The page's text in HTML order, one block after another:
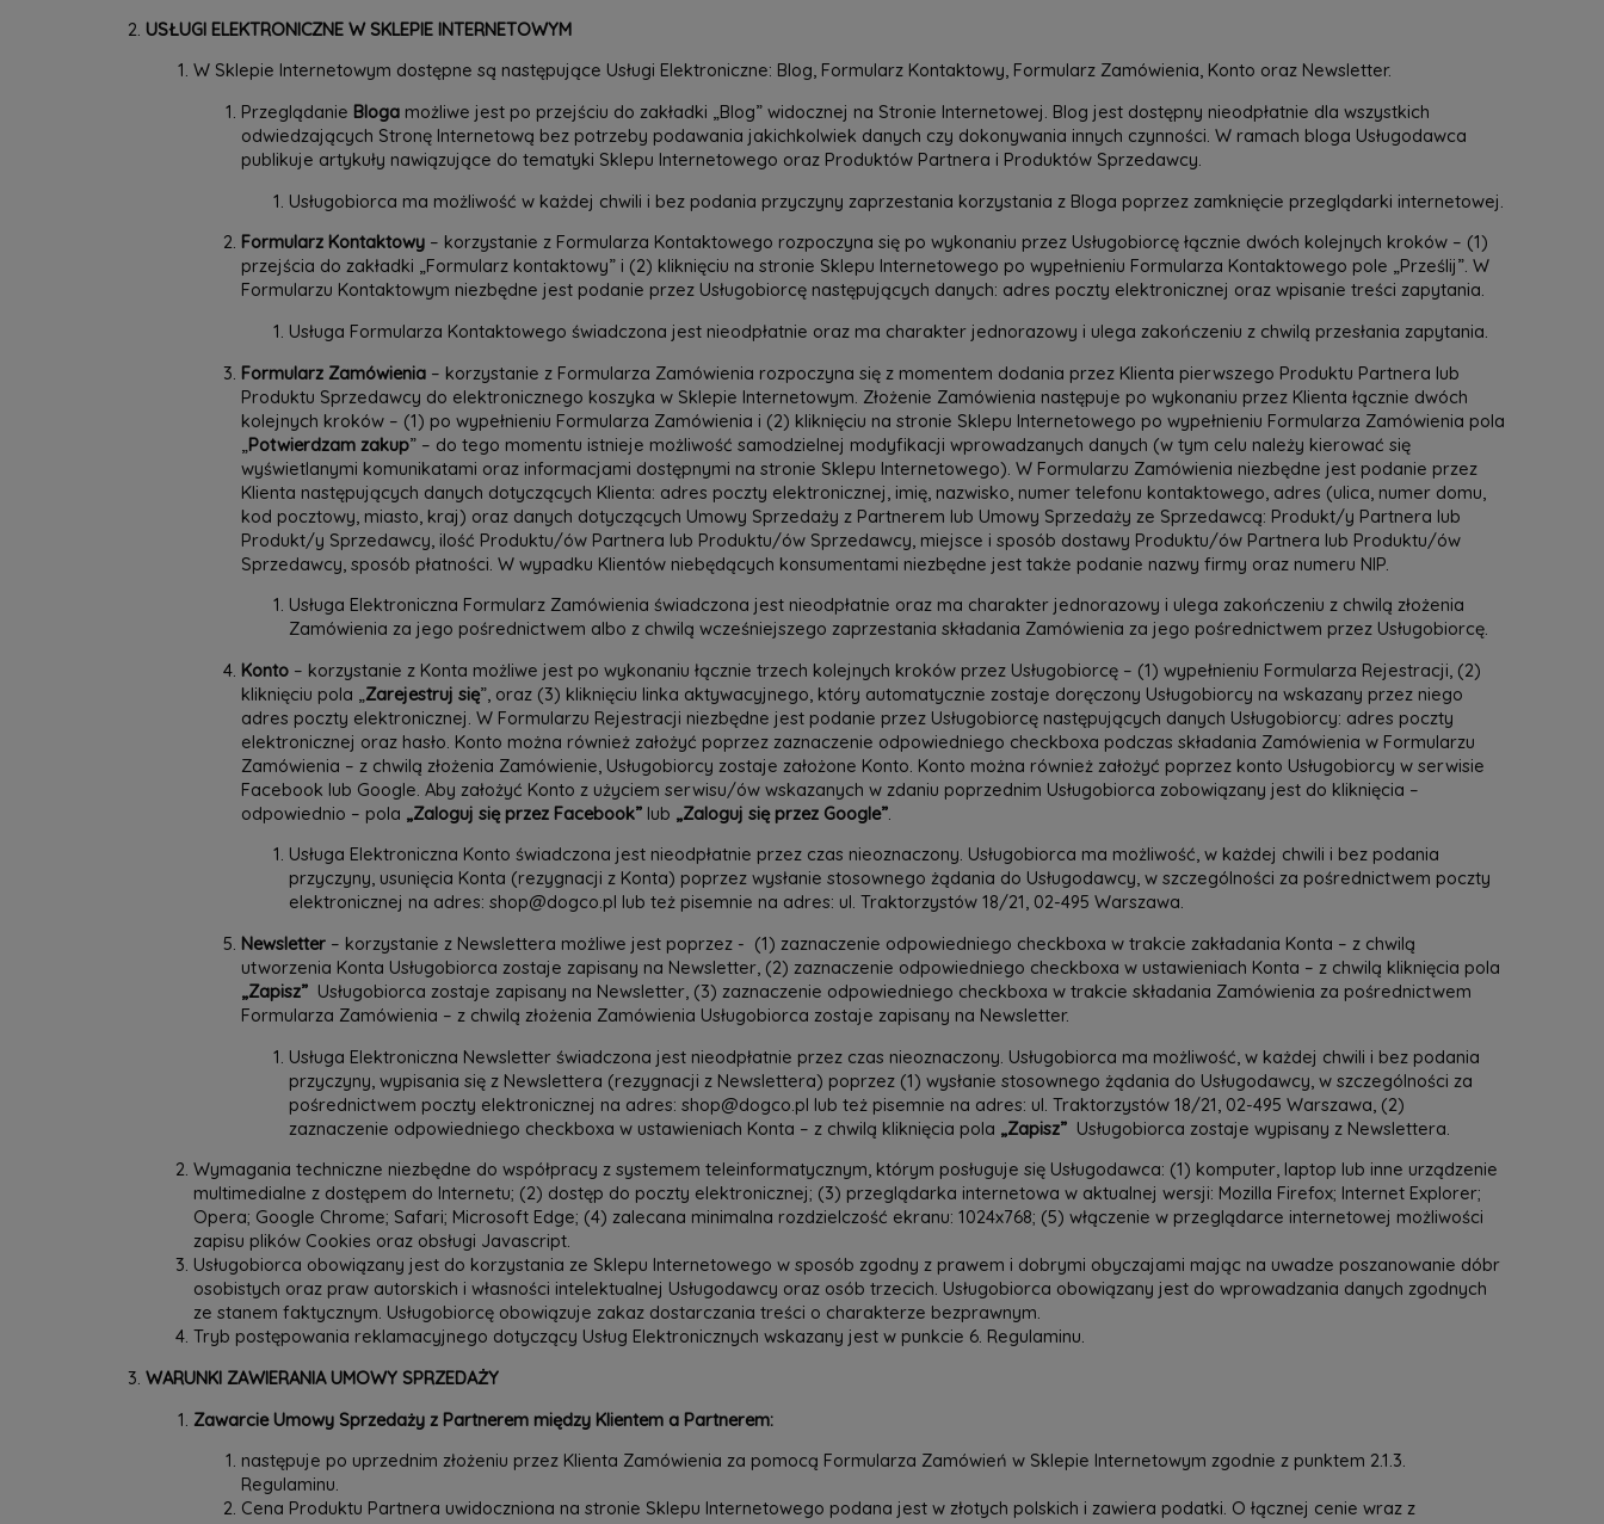
USŁUGI ELEKTRONICZNE W SKLEPIE INTERNETOWYM
W Sklepie Internetowym dostępne są następujące Usługi Elektroniczne: Blog, Formularz Kontaktowy, Formularz Zamówienia, Konto oraz Newsletter.
Przeglądanie Bloga możliwe jest po przejściu do zakładki „Blog” widocznej na Stronie Internetowej. Blog jest dostępny nieodpłatnie dla wszystkich
odwiedzających Stronę Internetową bez potrzeby podawania jakichkolwiek danych czy dokonywania innych czynności. W ramach bloga Usługodawca
publikuje artykuły nawiązujące do tematyki Sklepu Internetowego oraz Produktów Partnera i Produktów Sprzedawcy.
Usługobiorca ma możliwość w każdej chwili i bez podania przyczyny zaprzestania korzystania z Bloga poprzez zamknięcie przeglądarki internetowej.
Formularz Kontaktowy – korzystanie z Formularza Kontaktowego rozpoczyna się po wykonaniu przez Usługobiorcę łącznie dwóch kolejnych kroków – (1)
przejścia do zakładki „Formularz kontaktowy” i (2) kliknięciu na stronie Sklepu Internetowego po wypełnieniu Formularza Kontaktowego pole „Prześlij”. W
Formularzu Kontaktowym niezbędne jest podanie przez Usługobiorcę następujących danych: adres poczty elektronicznej oraz wpisanie treści zapytania.
Usługa Formularza Kontaktowego świadczona jest nieodpłatnie oraz ma charakter jednorazowy i ulega zakończeniu z chwilą przesłania zapytania.
Formularz Zamówienia – korzystanie z Formularza Zamówienia rozpoczyna się z momentem dodania przez Klienta pierwszego Produktu Partnera lub
Produktu Sprzedawcy do elektronicznego koszyka w Sklepie Internetowym. Złożenie Zamówienia następuje po wykonaniu przez Klienta łącznie dwóch
kolejnych kroków – (1) po wypełnieniu Formularza Zamówienia i (2) kliknięciu na stronie Sklepu Internetowego po wypełnieniu Formularza Zamówienia pola
Potwierdzam zakup” – do tego momentu istnieje możliwość samodzielnej modyfikacji wprowadzanych danych (w tym celu należy kierować się
wyświetlanymi komunikatami oraz informacjami dostępnymi na stronie Sklepu Internetowego). W Formularzu Zamówienia niezbędne jest podanie przez
Klienta następujących danych dotyczących Klienta: adres poczty elektronicznej, imię, nazwisko, numer telefonu kontaktowego, adres (ulica, numer domu,
kod pocztowy, miasto, kraj) oraz danych dotyczących Umowy Sprzedaży z Partnerem lub Umowy Sprzedaży ze Sprzedawcą: Produkt/y Partnera lub
Produkt/y Sprzedawcy, ilość Produktu/ów Partnera lub Produktu/ów Sprzedawcy, miejsce i sposób dostawy Produktu/ów Partnera lub Produktu/ów
Sprzedawcy, sposób płatności. W wypadku Klientów niebędących konsumentami niezbędne jest także podanie nazwy firmy oraz numeru NIP.
Usługa Elektroniczna Formularz Zamówienia świadczona jest nieodpłatnie oraz ma charakter jednorazowy i ulega zakończeniu z chwilą złożenia
Zamówienia za jego pośrednictwem albo z chwilą wcześniejszego zaprzestania składania Zamówienia za jego pośrednictwem przez Usługobiorcę.
Konto – korzystanie z Konta możliwe jest po wykonaniu łącznie trzech kolejnych kroków przez Usługobiorcę – (1) wypełnieniu Formularza Rejestracji, (2)
kliknięciu pola „Zarejestruj się”, oraz (3) kliknięciu linka aktywacyjnego, który automatycznie zostaje doręczony Usługobiorcy na wskazany przez niego
adres poczty elektronicznej. W Formularzu Rejestracji niezbędne jest podanie przez Usługobiorcę następujących danych Usługobiorcy: adres poczty
elektronicznej oraz hasło. Konto można również założyć poprzez zaznaczenie odpowiedniego checkboxa podczas składania Zamówienia w Formularzu
Zamówienia – z chwilą złożenia Zamówienie, Usługobiorcy zostaje założone Konto. Konto można również założyć poprzez konto Usługobiorcy w serwisie
Facebook lub Google. Aby założyć Konto z użyciem serwisu/ów wskazanych w zdaniu poprzednim Usługobiorca zobowiązany jest do kliknięcia –
odpowiednio – pola „Zaloguj się przez Facebook” lub „Zaloguj się przez Google”.
Usługa Elektroniczna Konto świadczona jest nieodpłatnie przez czas nieoznaczony. Usługobiorca ma możliwość, w każdej chwili i bez podania
przyczyny, usunięcia Konta (rezygnacji z Konta) poprzez wysłanie stosownego żądania do Usługodawcy, w szczególności za pośrednictwem poczty
elektronicznej na adres: shop@dogco.pl lub też pisemnie na adres: ul. Traktorzystów 18/21, 02-495 Warszawa.
Newsletter – korzystanie z Newslettera możliwe jest poprzez - (1) zaznaczenie odpowiedniego checkboxa w trakcie zakładania Konta – z chwilą
utworzenia Konta Usługobiorca zostaje zapisany na Newsletter, (2) zaznaczenie odpowiedniego checkboxa w ustawieniach Konta – z chwilą kliknięcia pola
„Zapisz” Usługobiorca zostaje zapisany na Newsletter, (3) zaznaczenie odpowiedniego checkboxa w trakcie składania Zamówienia za pośrednictwem
Formularza Zamówienia – z chwilą złożenia Zamówienia Usługobiorca zostaje zapisany na Newsletter.
Usługa Elektroniczna Newsletter świadczona jest nieodpłatnie przez czas nieoznaczony. Usługobiorca ma możliwość, w każdej chwili i bez podania
przyczyny, wypisania się z Newslettera (rezygnacji z Newslettera) poprzez (1) wysłanie stosownego żądania do Usługodawcy, w szczególności za
pośrednictwem poczty elektronicznej na adres: shop@dogco.pl lub też pisemnie na adres: ul. Traktorzystów 18/21, 02-495 Warszawa, (2)
zaznaczenie odpowiedniego checkboxa w ustawieniach Konta – z chwilą kliknięcia pola „Zapisz” Usługobiorca zostaje wypisany z Newslettera.
Wymagania techniczne niezbędne do współpracy z systemem teleinformatycznym, którym posługuje się Usługodawca: (1) komputer, laptop lub inne urządzenie
multimedialne z dostępem do Internetu; (2) dostęp do poczty elektronicznej; (3) przeglądarka internetowa w aktualnej wersji: Mozilla Firefox; Internet Explorer;
Opera; Google Chrome; Safari; Microsoft Edge; (4) zalecana minimalna rozdzielczość ekranu: 1024x768; (5) włączenie w przeglądarce internetowej możliwości
zapisu plików Cookies oraz obsługi Javascript.
Usługobiorca obowiązany jest do korzystania ze Sklepu Internetowego w sposób zgodny z prawem i dobrymi obyczajami mając na uwadze poszanowanie dóbr
osobistych oraz praw autorskich i własności intelektualnej Usługodawcy oraz osób trzecich. Usługobiorca obowiązany jest do wprowadzania danych zgodnych
ze stanem faktycznym. Usługobiorcę obowiązuje zakaz dostarczania treści o charakterze bezprawnym.
Tryb postępowania reklamacyjnego dotyczący Usług Elektronicznych wskazany jest w punkcie 6. Regulaminu.
WARUNKI ZAWIERANIA UMOWY SPRZEDAŻY
Zawarcie Umowy Sprzedaży z Partnerem między Klientem a Partnerem:
następuje po uprzednim złożeniu przez Klienta Zamówienia za pomocą Formularza Zamówień w Sklepie Internetowym zgodnie z punktem 2.1.3.
Regulaminu.
Cena Produktu Partnera uwidoczniona na stronie Sklepu Internetowego podana jest w złotych polskich i zawiera podatki. O łącznej cenie wraz z